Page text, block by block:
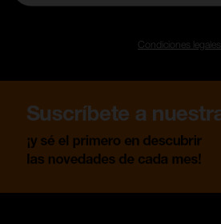
Condiciones legales